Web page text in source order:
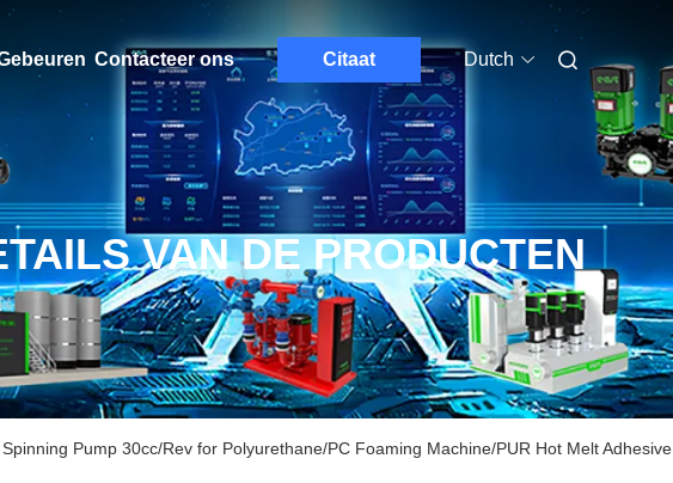
Contacteer ons Citaat Dutch
VAN DE PRODUCTEN
Pump 30cc/Rev for Polyurethane/PC Foaming Machine/PUR Hot Melt Adhesive